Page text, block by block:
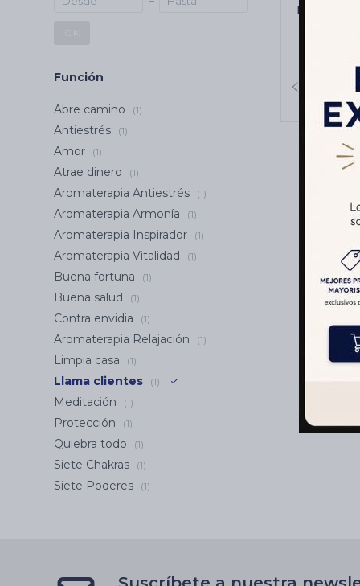
Función
Abre camino (1)
Antiestrés (1)
Amor (1)
Atrae dinero (1)
Aromaterapia Antiestrés (1)
Aromaterapia Armonía (1)
Aromaterapia Inspirador (1)
Aromaterapia Vitalidad (1)
Buena fortuna (1)
Buena salud (1)
Contra envidia (1)
Aromaterapia Relajación (1)
Limpia casa (1)
Llama clientes (1)
Meditación (1)
Protección (1)
Quiebra todo (1)
Siete Chakras (1)
Siete Poderes (1)